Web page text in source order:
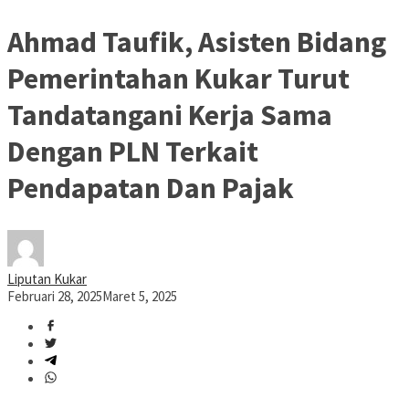
Ahmad Taufik, Asisten Bidang
Pemerintahan Kukar Turut
Tandatangani Kerja Sama
Dengan PLN Terkait
Pendapatan Dan Pajak
Liputan Kukar
Februari 28, 2025Maret 5, 2025